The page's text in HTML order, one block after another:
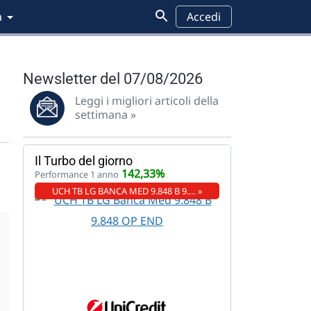
Accedi
Newsletter del 07/08/2026
Leggi i migliori articoli della
settimana »
Il Turbo del giorno
Performance 1 anno 142,33%
UCH TB LG BANCA MED 9.848 B 9.… »